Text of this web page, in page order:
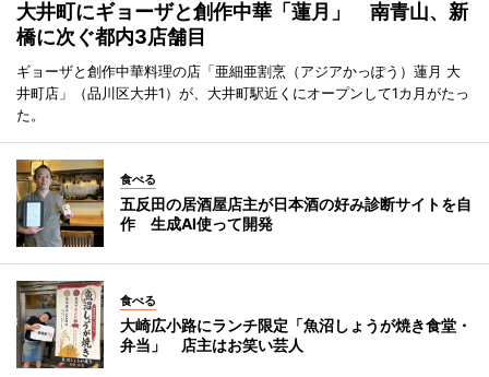
大井町にギョーザと創作中華「蓮月」 南青山、新
橋に次ぐ都内3店舗目
ギョーザと創作中華料理の店「亜細亜割烹（アジアかっぽう）蓮月 大
井町店」（品川区大井1）が、大井町駅近くにオープンして1カ月がたっ
た。
食べる
五反田の居酒屋店主が日本酒の好み診断サイトを自
作 生成AI使って開発
食べる
大崎広小路にランチ限定「魚沼しょうが焼き食堂・
弁当」 店主はお笑い芸人